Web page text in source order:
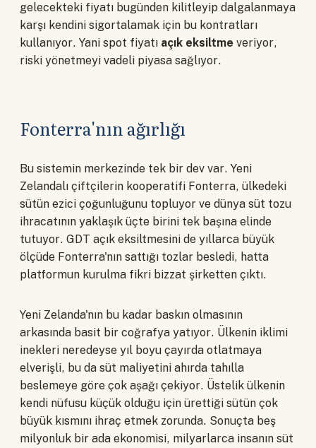
gelecekteki fiyatı bugünden kilitleyip dalgalanmaya
karşı kendini sigortalamak için bu kontratları
kullanıyor. Yani spot fiyatı açık eksiltme veriyor,
riski yönetmeyi vadeli piyasa sağlıyor.
Fonterra'nın ağırlığı
Bu sistemin merkezinde tek bir dev var. Yeni
Zelandalı çiftçilerin kooperatifi Fonterra, ülkedeki
sütün ezici çoğunluğunu topluyor ve dünya süt tozu
ihracatının yaklaşık üçte birini tek başına elinde
tutuyor. GDT açık eksiltmesini de yıllarca büyük
ölçüde Fonterra'nın sattığı tozlar besledi, hatta
platformun kurulma fikri bizzat şirketten çıktı.
Yeni Zelanda'nın bu kadar baskın olmasının
arkasında basit bir coğrafya yatıyor. Ülkenin iklimi
inekleri neredeyse yıl boyu çayırda otlatmaya
elverişli, bu da süt maliyetini ahırda tahılla
beslemeye göre çok aşağı çekiyor. Üstelik ülkenin
kendi nüfusu küçük olduğu için ürettiği sütün çok
büyük kısmını ihraç etmek zorunda. Sonuçta beş
milyonluk bir ada ekonomisi, milyarlarca insanın süt